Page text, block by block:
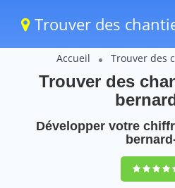
Trouver des
Accueil Trouver des
Trouver des
Développer votre